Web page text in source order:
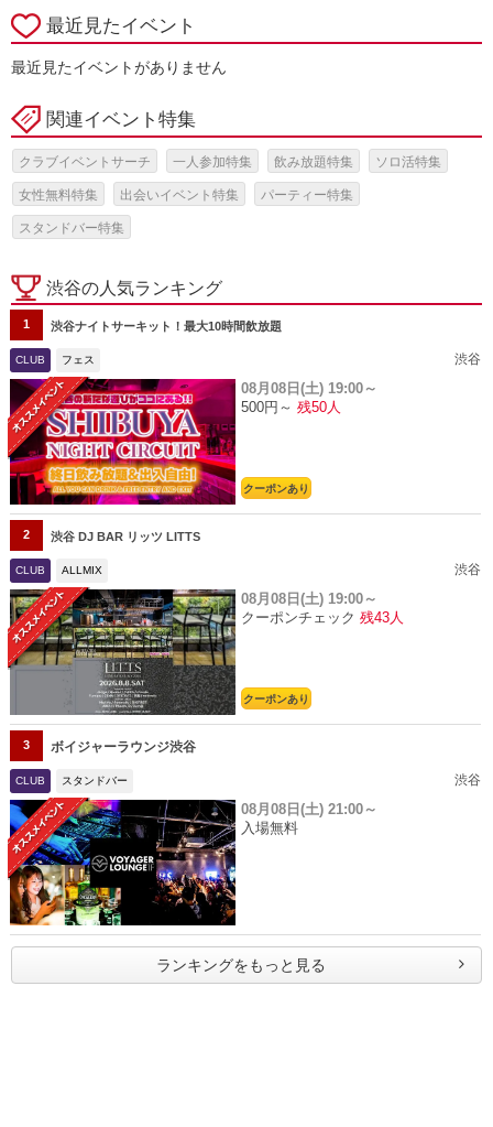
最近見たイベント
最近見たイベントがありません
関連イベント特集
クラブイベントサーチ 一人参加特集 飲み放題特集 ソロ活特集
女性無料特集 出会いイベント特集 パーティー特集
スタンドバー特集
渋谷の人気ランキング
1 渋谷ナイトサーキット！最大10時間飲放題
CLUB フェス 渋谷
08月08日(土) 19:00～
500円～ 残50人
クーポンあり
2 渋谷 DJ BAR リッツ LITTS
CLUB ALLMIX 渋谷
08月08日(土) 19:00～
クーポンチェック 残43人
クーポンあり
3 ボイジャーラウンジ渋谷
CLUB スタンドバー 渋谷
08月08日(土) 21:00～
入場無料
ランキングをもっと見る